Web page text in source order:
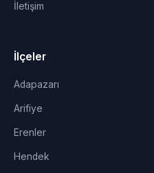
İletişim
İlçeler
Adapazarı
Arifiye
Erenler
Hendek